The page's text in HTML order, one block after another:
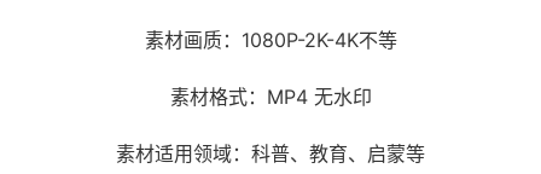
素材画质：1080P-2K-4K不等
素材格式：MP4 无水印
素材适用领域：科普、教育、启蒙等